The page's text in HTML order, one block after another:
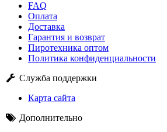
FAQ
Оплата
Доставка
Гарантия и возврат
Пиротехника оптом
Политика конфиденциальности
Служба поддержки
Карта сайта
Дополнительно